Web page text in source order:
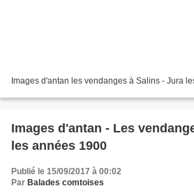
Images d'antan les vendanges à Salins - Jura
Images d'antan - Les
les années 1900
Publié le 15/09/2017 à 00:02
Par Balades comtoises